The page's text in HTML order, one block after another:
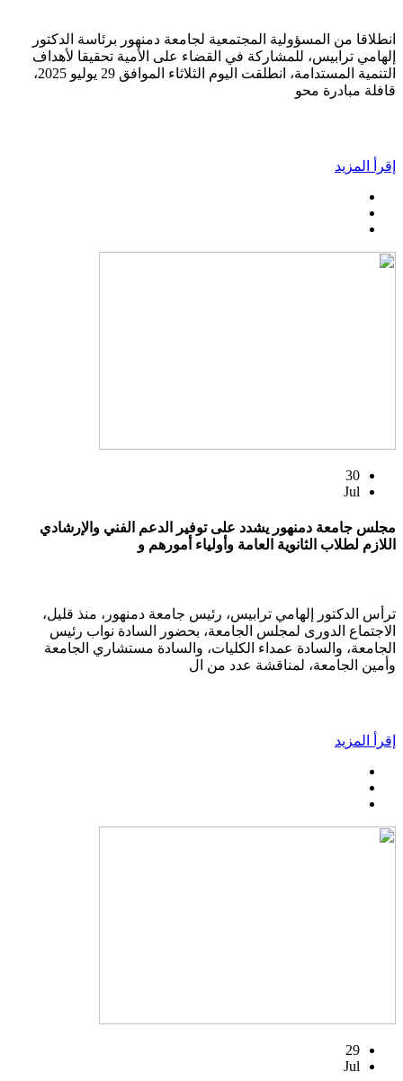
انطلاقا من المسؤولية المجتمعية لجامعة دمنهور برئاسة الدكتور
إلهامي ترابيس، للمشاركة في القضاء على الأمية تحقيقا لأهداف
التنمية المستدامة، انطلقت اليوم الثلاثاء الموافق 29 يوليو 2025،
قافلة مبادرة محو
إقرأ المزيد
30
Jul
مجلس جامعة دمنهور يشدد على توفير الدعم الفني والإرشادي
اللازم لطلاب الثانوية العامة وأولياء أمورهم و
ترأس الدكتور إلهامي ترابيس، رئيس جامعة دمنهور، منذ قليل،
الاجتماع الدورى لمجلس الجامعة، بحضور السادة نواب رئيس
الجامعة، والسادة عمداء الكليات، والسادة مستشاري الجامعة
وأمين الجامعة، لمناقشة عدد من ال
إقرأ المزيد
29
Jul